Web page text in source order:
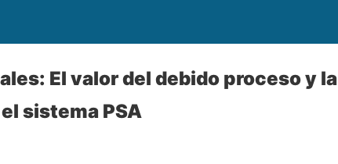
El valor del debido proceso y la
sistema PSA